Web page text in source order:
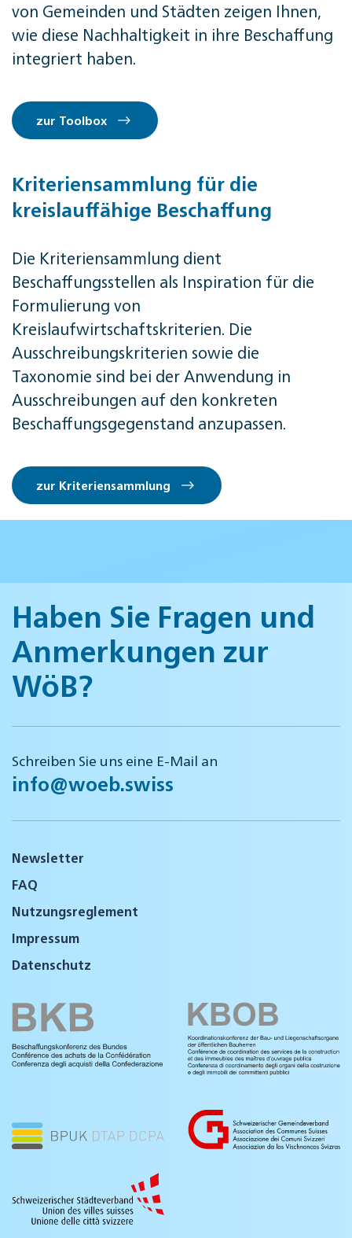
von Gemeinden und Städten zeigen Ihnen,
wie diese Nachhaltigkeit in ihre Beschaffung
integriert haben.
zur Toolbox
Kriteriensammlung für die
kreislauffähige Beschaffung
Die Kriteriensammlung dient
Beschaffungsstellen als Inspiration für die
Formulierung von
Kreislaufwirtschaftskriterien. Die
Ausschreibungskriterien sowie die
Taxonomie sind bei der Anwendung in
Ausschreibungen auf den konkreten
Beschaffungsgegenstand anzupassen.
zur Kriteriensammlung
Haben Sie Fragen und
Anmerkungen zur
WöB?
Schreiben Sie uns eine E-Mail an
info@woeb.swiss
Newsletter
FAQ
Nutzungsreglement
Impressum
Datenschutz